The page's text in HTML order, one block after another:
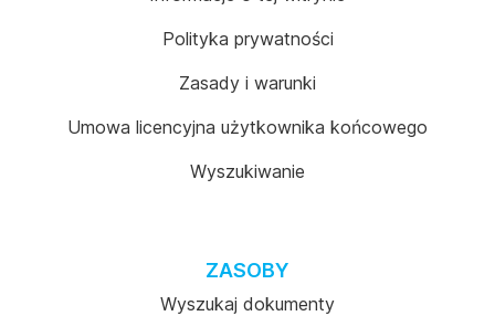
Polityka prywatności
Zasady i warunki
Umowa licencyjna użytkownika końcowego
Wyszukiwanie
ZASOBY
Wyszukaj dokumenty